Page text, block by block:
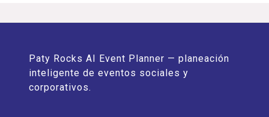
Paty Rocks AI Event Planner — planeación
inteligente de eventos sociales y
corporativos.